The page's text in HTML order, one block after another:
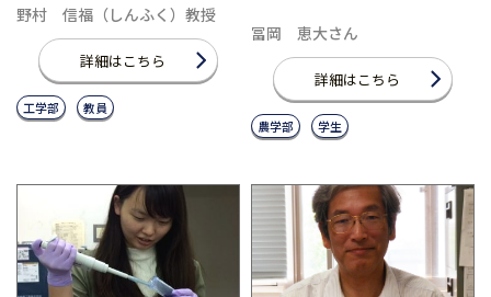
野村 信福（しんふく）教授
詳細はこちら
工学部 教員
冨岡 恵大さん
詳細はこちら
農学部 学生